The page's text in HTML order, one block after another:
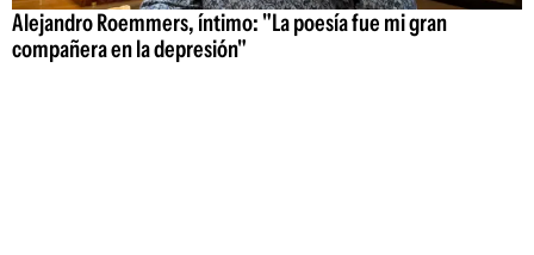
Alejandro Roemmers, íntimo: "La poesía fue mi gran
compañera en la depresión"